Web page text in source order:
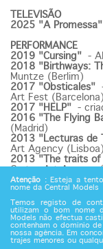
TELEVISÃO
2025 "A Promessa"
PERFORMANCE
2019 "Cursing" -
2018 "Birthways:
Muntze (Berlim)
2017 "Obsticales"
Art Fest (Barcelona)
2017 "HELP" -
2016 "The Flying
(Madrid)
2013 "Lecturas de
Art Agency (Lisboa)
2013 "The traits of
FORMAÇÃO
2021 Voz e Dicção
2019 Método
Dance (Londres)
2017 Interpretação
2015-2019 Teatro
Atenção : Esteja a
nome da Central Models
Temos registo de
utilizam o bom nome
Models não efectua
contenham o domínio
nossa agência. Em
trajes menores ou